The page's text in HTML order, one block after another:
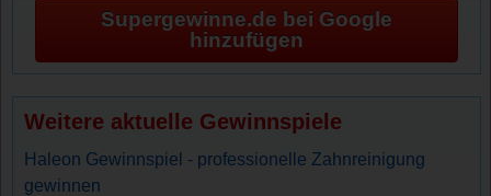
Supergewinne.de bei Google
hinzufügen
Weitere aktuelle Gewinnspiele
Haleon Gewinnspiel - professionelle Zahnreinigung
gewinnen